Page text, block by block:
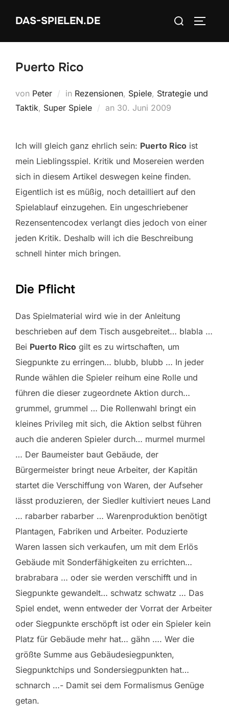
InhaltDAS-SPIELEN.DE
Suchen
Puerto Rico
von Peter in Rezensionen, Spiele, Strategie und
Taktik, Super Spiele an Veröffentlicht
30. Juni 2009
Ich will gleich ganz ehrlich sein: Puerto Rico ist
mein Lieblingsspiel. Kritik und Mosereien werden
sich in diesem Artikel deswegen keine finden.
Eigentlich ist es müßig, noch detailliert auf den
Spielablauf einzugehen. Ein ungeschriebener
Rezensentencodex verlangt dies jedoch von einer
jeden Kritik. Deshalb will ich die Beschreibung
schnell hinter mich bringen.
Die Pflicht
Das Spielmaterial wird wie in der Anleitung
beschrieben auf dem Tisch ausgebreitet… blabla …
Bei Puerto Rico gilt es zu wirtschaften, um
Siegpunkte zu erringen… blubb, blubb … In jeder
Runde wählen die Spieler reihum eine Rolle und
führen die dieser zugeordnete Aktion durch…
grummel, grummel … Die Rollenwahl bringt ein
kleines Privileg mit sich, die Aktion selbst führen
auch die anderen Spieler durch… murmel murmel
… Der Baumeister baut Gebäude, der
Bürgermeister bringt neue Arbeiter, der Kapitän
startet die Verschiffung von Waren, der Aufseher
lässt produzieren, der Siedler kultiviert neues Land
… rabarber rabarber … Warenproduktion benötigt
Plantagen, Fabriken und Arbeiter. Poduzierte
Waren lassen sich verkaufen, um mit dem Erlös
Gebäude mit Sonderfähigkeiten zu errichten…
brabrabara … oder sie werden verschifft und in
Siegpunkte gewandelt… schwatz schwatz … Das
Spiel endet, wenn entweder der Vorrat der Arbeiter
oder Siegpunkte erschöpft ist oder ein Spieler kein
Platz für Gebäude mehr hat… gähn …. Wer die
größte Summe aus Gebäudesiegpunkten,
Siegpunktchips und Sondersiegpunkten hat…
schnarch …- Damit sei dem Formalismus Genüge
getan.